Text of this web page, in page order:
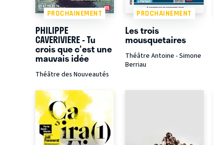
PROCHAINEMENT
PHILIPPE
CAVERIVIERE - Tu
crois que c'est une
mauvais idée
Théâtre des Nouveautés
PROCHAINEMENT
Les trois
mousquetaires
Théâtre Antoine - Simone
Berriau